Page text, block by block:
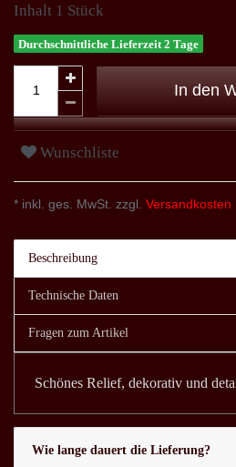
Inhalt 1 Stück
Durchschnittliche Lieferzeit 2 Tage
In den
Wunschliste
* inkl. ges. MwSt. zzgl. Versandkosten
Beschreibung
Technische Daten
Fragen zum Artikel
Schönes Relief, dekorativ und
Wie lange dauert die Lieferung?